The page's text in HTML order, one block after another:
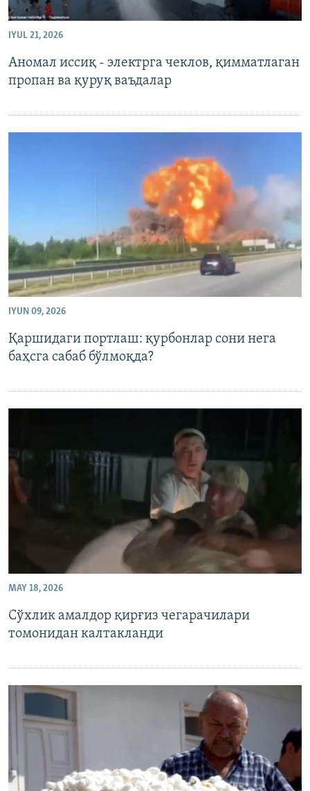
IYUL 21, 2026
Аномал иссиқ - электрга чеклов, қимматлаган
пропан ва қуруқ ваъдалар
IYUN 09, 2026
Қаршидаги портлаш: қурбонлар сони нега
баҳсга сабаб бўлмоқда?
MAY 18, 2026
Сўхлик амалдор қирғиз чегарачилари
томонидан калтакланди